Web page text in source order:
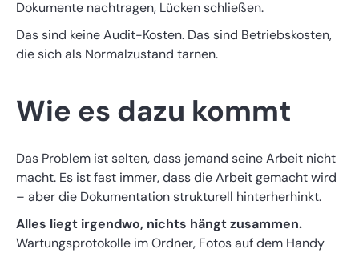
Dokumente nachtragen, Lücken schließen.
Das sind keine Audit-Kosten. Das sind Betriebskosten,
die sich als Normalzustand tarnen.
Wie es dazu kommt
Das Problem ist selten, dass jemand seine Arbeit nicht
macht. Es ist fast immer, dass die Arbeit gemacht wird
– aber die Dokumentation strukturell hinterherhinkt.
Alles liegt irgendwo, nichts hängt zusammen.
Wartungsprotokolle im Ordner, Fotos auf dem Handy